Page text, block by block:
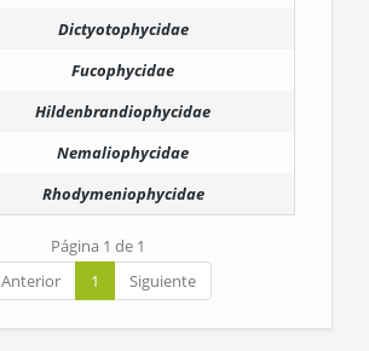
Dictyotophycidae
Fucophycidae
Hildenbrandiophycidae
Nemaliophycidae
Rhodymeniophycidae
Página 1 de 1
Anterior
1 Siguiente